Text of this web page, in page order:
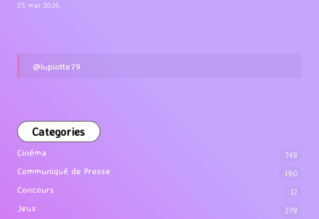
25 mai 2026
@lupiotte79
Categories
Cinéma 749
Communiqué de Presse 190
Concours 12
Jeux 279